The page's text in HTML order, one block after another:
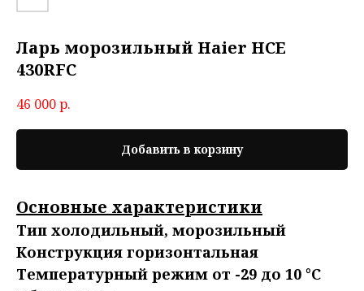
Ларь морозильный Haier HCE
430RFC
46 000р.
Добавить в корзину
Основные характеристики
Тип холодильный, морозильный
Конструкция горизонтальная
Температурный режим от -29 до 10 °С